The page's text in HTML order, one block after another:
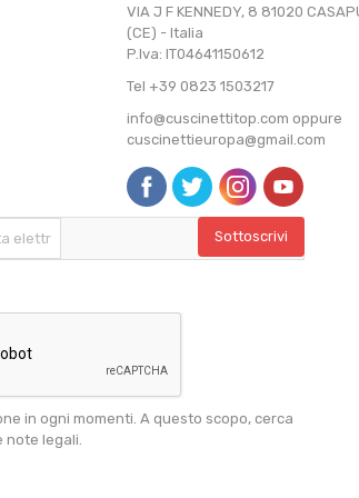
VIA J F KENNEDY, 8 81020
(CE) - Italia
P.Iva: IT04641150612
Tel +39 0823 1503217
info@cuscinettitop.com oppure
cuscinettieuropa@gmail.com
in ogni momenti. A questo scopo, cerca
note legali.